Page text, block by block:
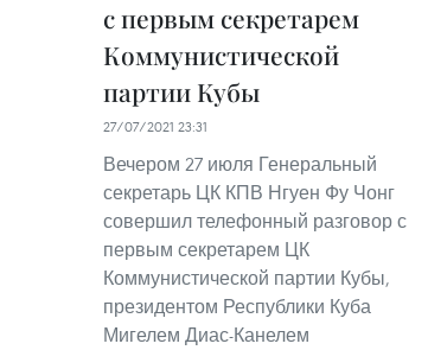
с первым секретарем
Коммунистической
партии Кубы
27/07/2021 23:31
Вечером 27 июля Генеральный
секретарь ЦК КПВ Нгуен Фу Чонг
совершил телефонный разговор с
первым секретарем ЦК
Коммунистической партии Кубы,
президентом Республики Куба
Мигелем Диас-Канелем